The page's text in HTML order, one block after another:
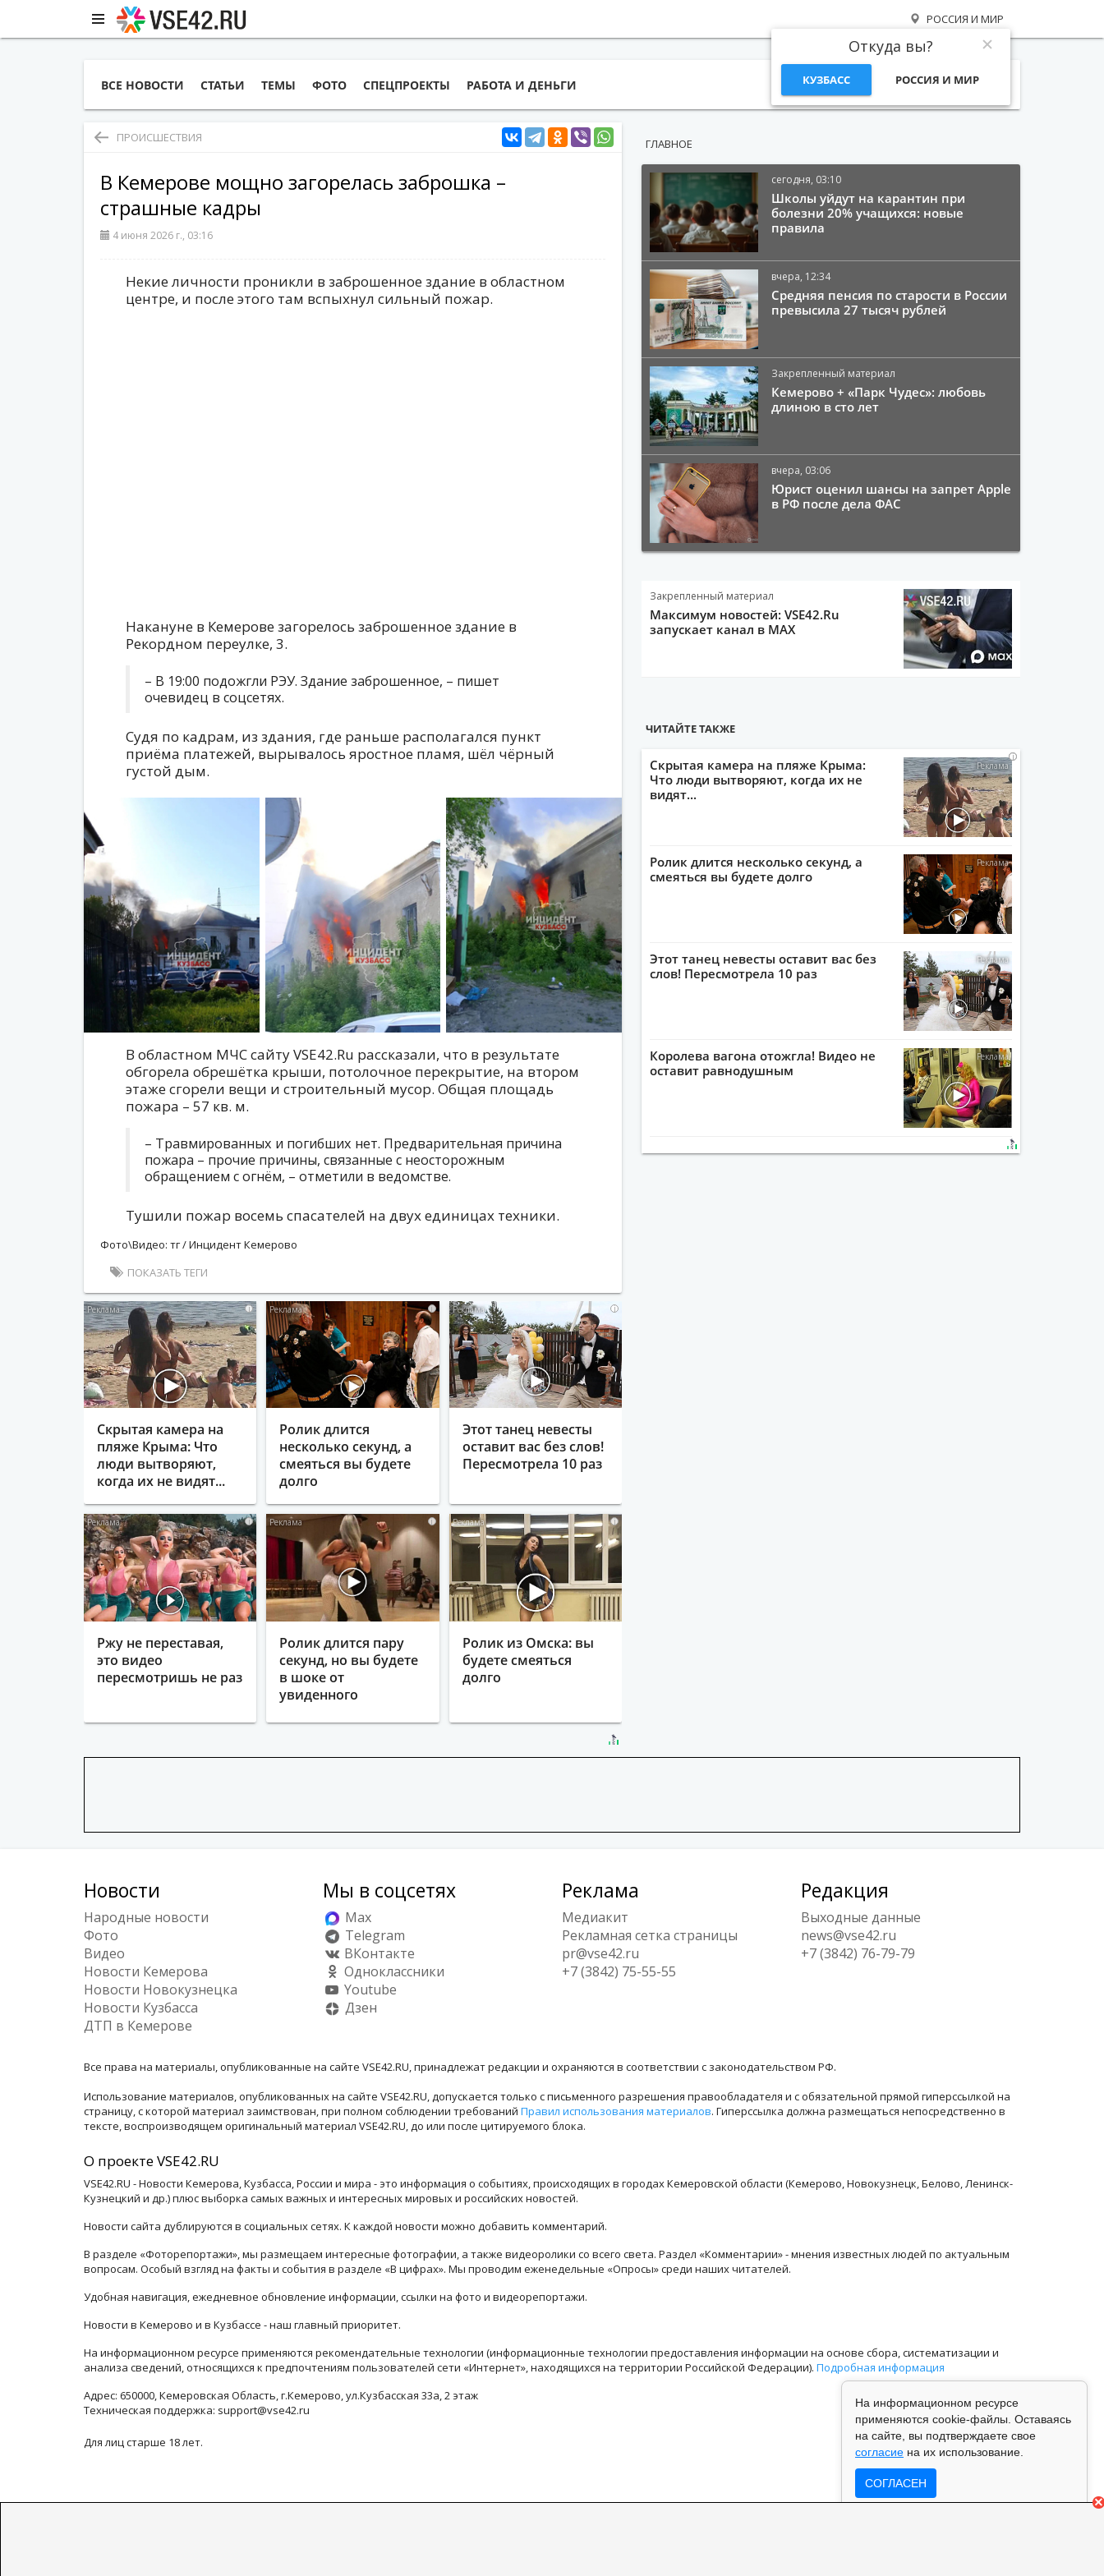
РОССИЯ И МИР
Откуда вы?
КУЗБАСС РОССИЯ И МИР
ВСЕ НОВОСТИ СТАТЬИ ТЕМЫ ФОТО СПЕЦПРОЕКТЫ РАБОТА И ДЕНЬГИ
ПРОИСШЕСТВИЯ
В Кемерове мощно загорелась заброшка –
страшные кадры
4 июня 2026 г., 03:16
Некие личности проникли в заброшенное здание в областном
центре, и после этого там вспыхнул сильный пожар.
Накануне в Кемерове загорелось заброшенное здание в
Рекордном переулке, 3.
– В 19:00 подожгли РЭУ. Здание заброшенное, – пишет
очевидец в соцсетях.
Судя по кадрам, из здания, где раньше располагался пункт
приёма платежей, вырывалось яростное пламя, шёл чёрный
густой дым.
В областном МЧС сайту VSE42.Ru рассказали, что в результате
обгорела обрешётка крыши, потолочное перекрытие, на втором
этаже сгорели вещи и строительный мусор. Общая площадь
пожара – 57 кв. м.
– Травмированных и погибших нет. Предварительная причина
пожара – прочие причины, связанные с неосторожным
обращением с огнём, – отметили в ведомстве.
Тушили пожар восемь спасателей на двух единицах техники.
Фото\Видео: тг / Инцидент Кемерово
ПОКАЗАТЬ ТЕГИ
i
Скрытая камера на
пляже Крыма: Что
люди вытворяют,
когда их не видят...
i
Ролик длится
несколько секунд, а
смеяться вы будете
долго
i
Этот танец невесты
оставит вас без слов!
Пересмотрела 10 раз
i
Ржу не переставая,
это видео
пересмотришь не раз
i
Ролик длится пару
секунд, но вы будете
в шоке от
увиденного
i
Ролик из Омска: вы
будете смеяться
долго
ГЛАВНОЕ
сегодня, 03:10
Школы уйдут на карантин при
болезни 20% учащихся: новые
правила
вчера, 12:34
Средняя пенсия по старости в России
превысила 27 тысяч рублей
Закрепленный материал
Кемерово + «Парк Чудес»: любовь
длиною в сто лет
вчера, 03:06
Юрист оценил шансы на запрет Apple
в РФ после дела ФАС
Закрепленный материал
Максимум новостей: VSE42.Ru
запускает канал в MAX
ЧИТАЙТЕ ТАКЖЕ
i
Скрытая камера на пляже Крыма:
Что люди вытворяют, когда их не
видят...
i
Ролик длится несколько секунд, а
смеяться вы будете долго
i
Этот танец невесты оставит вас без
слов! Пересмотрела 10 раз
i
Королева вагона отожгла! Видео не
оставит равнодушным
Новости
Народные новости
Фото
Видео
Новости Кемерова
Новости Новокузнецка
Новости Кузбасса
ДТП в Кемерове
Мы в соцсетях
Max
Telegram
ВКонтакте
Одноклассники
Youtube
Дзен
Реклама
Медиакит
Рекламная сетка страницы
pr@vse42.ru
+7 (3842) 75-55-55
Редакция
Выходные данные
news@vse42.ru
+7 (3842) 76-79-79
Все права на материалы, опубликованные на сайте VSE42.RU, принадлежат редакции и охраняются в соответствии с законодательством РФ.
Использование материалов, опубликованных на сайте VSE42.RU, допускается только с письменного разрешения правообладателя и с обязательной прямой гиперссылкой на
страницу, с которой материал заимствован, при полном соблюдении требований Правил использования материалов. Гиперссылка должна размещаться непосредственно в
тексте, воспроизводящем оригинальный материал VSE42.RU, до или после цитируемого блока.
О проекте VSE42.RU
VSE42.RU - Новости Кемерова, Кузбасса, России и мира - это информация о событиях, происходящих в городах Кемеровской области (Кемерово, Новокузнецк, Белово, Ленинск-
Кузнецкий и др.) плюс выборка самых важных и интересных мировых и российских новостей.
Новости сайта дублируются в социальных сетях. К каждой новости можно добавить комментарий.
В разделе «Фоторепортажи», мы размещаем интересные фотографии, а также видеоролики со всего света. Раздел «Комментарии» - мнения известных людей по актуальным
вопросам. Особый взгляд на факты и события в разделе «В цифрах». Мы проводим еженедельные «Опросы» среди наших читателей.
Удобная навигация, ежедневное обновление информации, ссылки на фото и видеорепортажи.
Новости в Кемерово и в Кузбассе - наш главный приоритет.
На информационном ресурсе применяются рекомендательные технологии (информационные технологии предоставления информации на основе сбора, систематизации и
анализа сведений, относящихся к предпочтениям пользователей сети «Интернет», находящихся на территории Российской Федерации). Подробная информация
Адрес: 650000, Кемеровская Область, г.Кемерово, ул.Кузбасская 33а, 2 этаж
Техническая поддержка: support@vse42.ru
Для лиц старше 18 лет.
На информационном ресурсе
применяются cookie-файлы. Оставаясь
на сайте, вы подтверждаете свое
согласие на их использование.
СОГЛАСЕН